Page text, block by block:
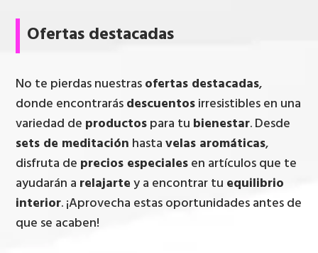
Ofertas destacadas
No te pierdas nuestrasofertas destacadas,
donde encontrarásdescuentosirresistibles en una
variedad de productospara tu bienestar. Desde
sets de meditación hastavelas aromáticas,
disfruta de precios especialesen artículos que te
ayudarán a relajartey a encontrar tu equilibrio
interior. ¡Aprovecha estas oportunidades antes de
que se acaben!